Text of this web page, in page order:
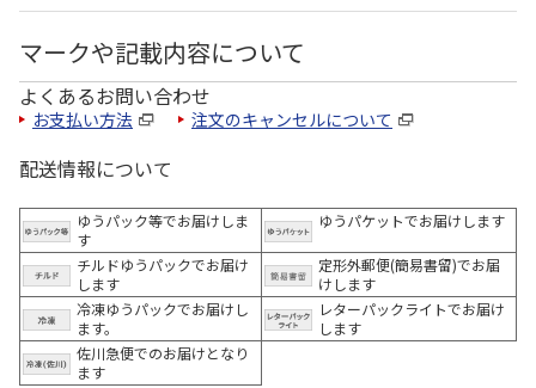
マークや記載内容について
よくあるお問い合わせ
お支払い方法 注文のキャンセルについて
配送情報について
ゆうパック等でお届けしま
す
ゆうパケットでお届けします
チルドゆうパックでお届け
します
定形外郵便(簡易書留)でお届
けします
冷凍ゆうパックでお届けし
ます。
レターパックライトでお届け
します
佐川急便でのお届けとなり
ます